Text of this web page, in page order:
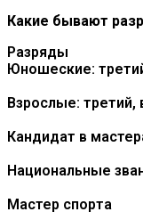
Какие бывают
Разряды
Юношеские:
Взрослые: третий,
Кандидат в
Национальные
Мастер спорта